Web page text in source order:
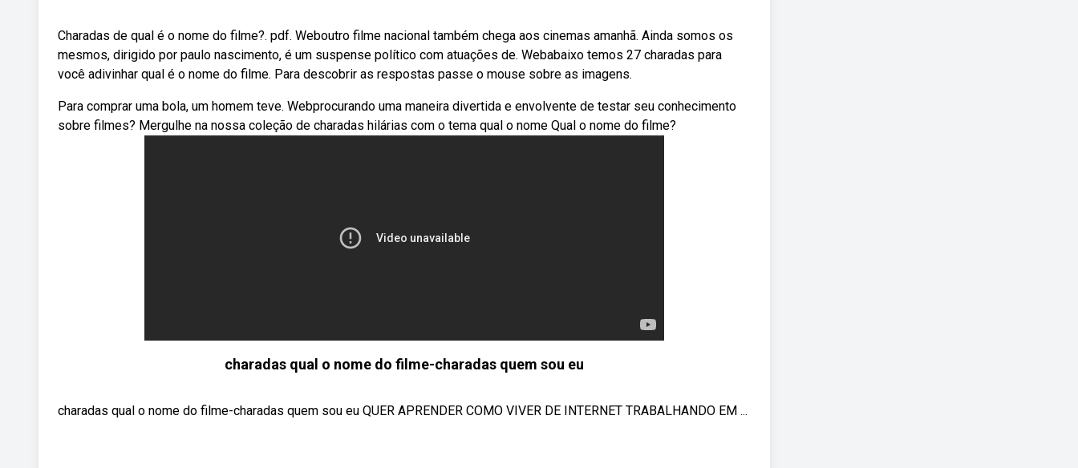
Charadas de qual é o nome do filme?. pdf. Weboutro filme nacional também chega aos cinemas amanhã. Ainda somos os
mesmos, dirigido por paulo nascimento, é um suspense político com atuações de. Webabaixo temos 27 charadas para
você adivinhar qual é o nome do filme. Para descobrir as respostas passe o mouse sobre as imagens.
Para comprar uma bola, um homem teve. Webprocurando uma maneira divertida e envolvente de testar seu conhecimento
sobre filmes? Mergulhe na nossa coleção de charadas hilárias com o tema qual o nome Qual o nome do filme?
charadas qual o nome do filme-charadas quem sou eu
charadas qual o nome do filme-charadas quem sou eu QUER APRENDER COMO VIVER DE INTERNET TRABALHANDO EM ...